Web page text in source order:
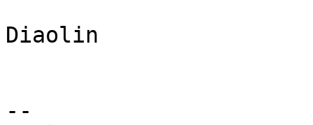
Diaolin
--